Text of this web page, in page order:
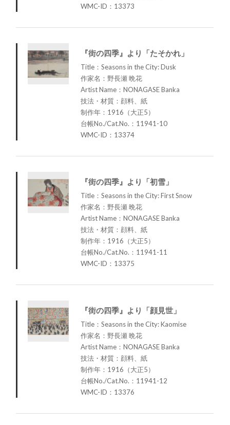
WMC-ID：13373
『街の四季』より「たそかれ」
Title：Seasons in the City: Dusk
作家名：野長瀬 晩花
Artist Name：NONAGASE Banka
技法・材質：顔料、紙
制作年：1916（大正5）
台帳No./Cat.No.：11941-10
WMC-ID：13374
『街の四季』より「初雪」
Title：Seasons in the City: First Snow
作家名：野長瀬 晩花
Artist Name：NONAGASE Banka
技法・材質：顔料、紙
制作年：1916（大正5）
台帳No./Cat.No.：11941-11
WMC-ID：13375
『街の四季』より「顔見世」
Title：Seasons in the City: Kaomise
作家名：野長瀬 晩花
Artist Name：NONAGASE Banka
技法・材質：顔料、紙
制作年：1916（大正5）
台帳No./Cat.No.：11941-12
WMC-ID：13376